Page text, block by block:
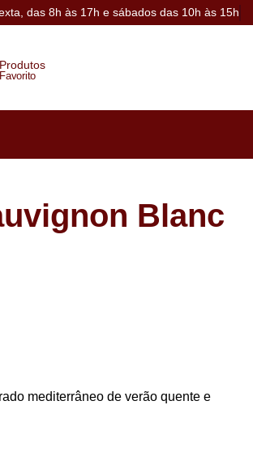
das 8h às 17h e sábados das 10h às 15h
Produtos
Favorito
Blanc
mediterrâneo de verão quente e